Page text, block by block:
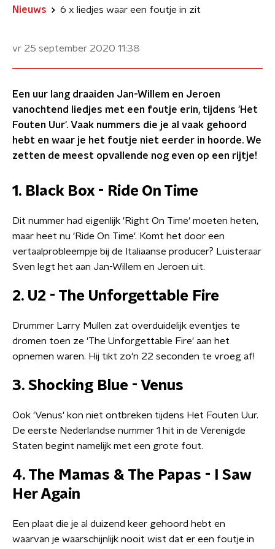
Nieuws 6 x liedjes waar een foutje in zit
vr 25 september 2020 11:38
Een uur lang draaiden Jan-Willem en Jeroen
vanochtend liedjes met een foutje erin, tijdens 'Het
Fouten Uur'. Vaak nummers die je al vaak gehoord
hebt en waar je het foutje niet eerder in hoorde. We
zetten de meest opvallende nog even op een rijtje!
1. Black Box - Ride On Time
Dit nummer had eigenlijk 'Right On Time' moeten heten,
maar heet nu 'Ride On Time'. Komt het door een
vertaalprobleempje bij de Italiaanse producer? Luisteraar
Sven legt het aan Jan-Willem en Jeroen uit.
2. U2 - The Unforgettable Fire
Drummer Larry Mullen zat overduidelijk eventjes te
dromen toen ze 'The Unforgettable Fire' aan het
opnemen waren. Hij tikt zo'n 22 seconden te vroeg af!
3. Shocking Blue - Venus
Ook 'Venus' kon niet ontbreken tijdens Het Fouten Uur.
De eerste Nederlandse nummer 1 hit in de Verenigde
Staten begint namelijk met een grote fout.
4. The Mamas & The Papas - I Saw
Her Again
Een plaat die je al duizend keer gehoord hebt en
waarvan je waarschijnlijk nooit wist dat er een foutje in